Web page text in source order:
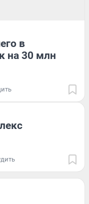
в
на 30 млн